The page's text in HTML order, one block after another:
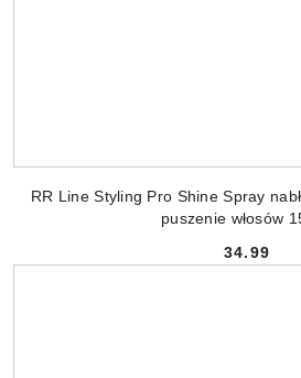
RR Line Styling Pro Shine Spray
puszenie włosów
Cena:
34.99